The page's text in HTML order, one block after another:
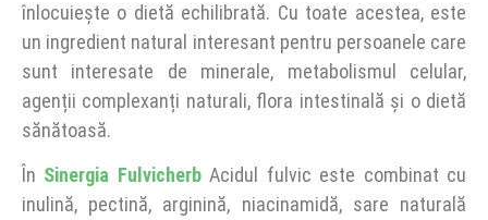
înlocuiește o dietă echilibrată. Cu toate acestea, este
un ingredient natural interesant pentru persoanele care
sunt interesate de minerale, metabolismul celular,
agenții complexanți naturali, flora intestinală și o dietă
sănătoasă.
În Sinergia FulvicherbAcidul fulvic este combinat cu
inulină, pectină, arginină, niacinamidă, sare naturală